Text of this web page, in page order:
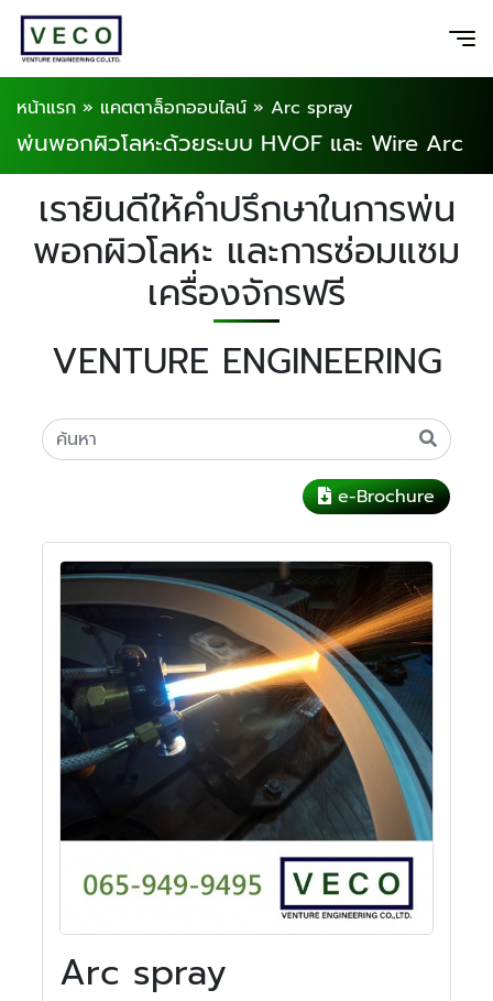
หน้าแรก » แคตตาล็อกออนไลน์ » Arc spray
พ่นพอกผิวโลหะด้วยระบบ HVOF และ Wire Arc
เรายินดีให้คำปรึกษาในการพ่น
พอกผิวโลหะ และการซ่อมแซม
เครื่องจักรฟรี
VENTURE ENGINEERING
e-Brochure
Arc spray